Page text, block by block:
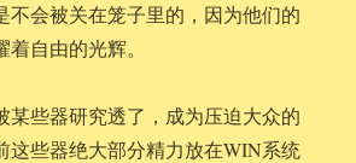
不会被关在笼子里的，因为他们的
自由的光辉。
某些器研究透了，成为压迫大众的
这些器绝大部分精力放在WIN系统